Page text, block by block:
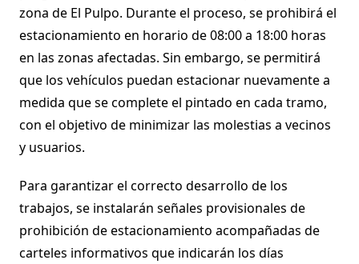
zona de El Pulpo. Durante el proceso, se prohibirá el
estacionamiento en horario de 08:00 a 18:00 horas
en las zonas afectadas. Sin embargo, se permitirá
que los vehículos puedan estacionar nuevamente a
medida que se complete el pintado en cada tramo,
con el objetivo de minimizar las molestias a vecinos
y usuarios.
Para garantizar el correcto desarrollo de los
trabajos, se instalarán señales provisionales de
prohibición de estacionamiento acompañadas de
carteles informativos que indicarán los días